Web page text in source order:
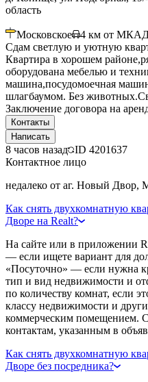
область
Московское 4 км от
Сдам светлую и уютную
Квартира в хорошем
оборудована мебелью и
машина,посудомоечная
шлагбаумом. Без
Заключение договора на
Контакты
Написать
8 часов назад ID 4201637
Контактное лицо
недалеко от аг. Новый Двор,
Как снять двухкомнатную
Дворе на Realt?
На сайте или в приложении
— если ищете вариант для
«Посуточно» — если нужна
тип и вид недвижимости и
по количеству комнат, если
классу недвижимости и
коммерческим помещением.
контактам, указанным в
Как снять двухкомнатную
Дворе без посредника?